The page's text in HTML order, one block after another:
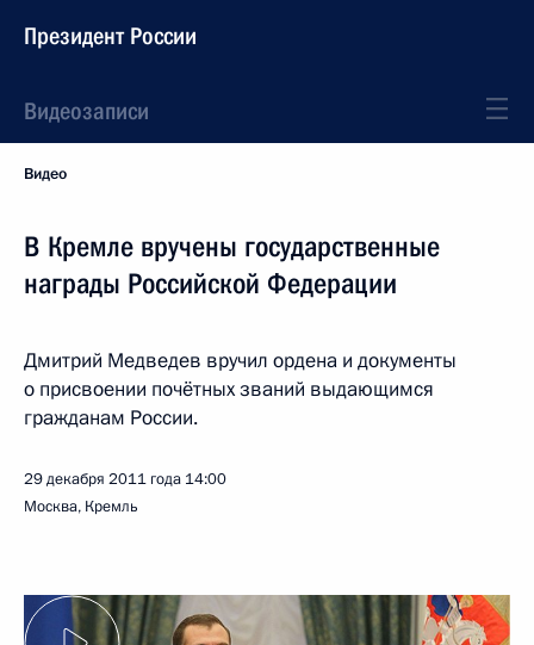
Президент России
Видеозаписи
Видео
В Кремле вручены государственные
награды Российской Федерации
Дмитрий Медведев вручил ордена и документы
о присвоении почётных званий выдающимся
гражданам России.
29 декабря 2011 года 14:00
Москва, Кремль